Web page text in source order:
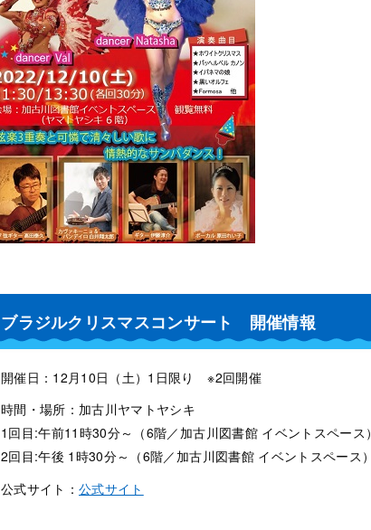
ブラジルクリスマスコンサート 開催情報
開催日：12月10日（土）1日限り ※2回開催
時間・場所：加古川ヤマトヤシキ
1回目:午前11時30分～（6階／加古川図書館 イベントスペース）
2回目:午後 1時30分～（6階／加古川図書館 イベントスペース）
公式サイト： 公式サイト